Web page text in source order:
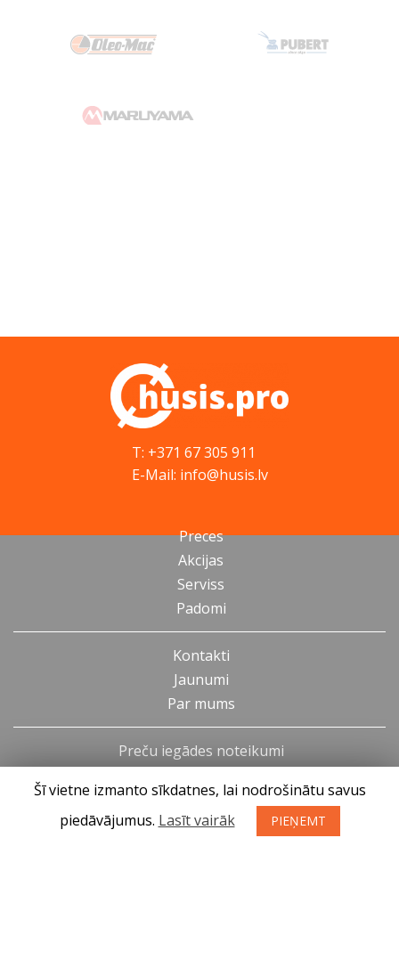
T: +371 67 305 911
E-Mail: info@husis.lv
Preces
Akcijas
Serviss
Padomi
Kontakti
Jaunumi
Par mums
Preču iegādes noteikumi
Atteikuma tiesības
Šī vietne izmanto sīkdatnes, lai nodrošinātu savus
piedāvājumus. Lasīt vairāk PIEŅEMT